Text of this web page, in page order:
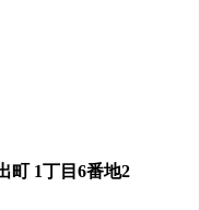
町 1丁目6番地2